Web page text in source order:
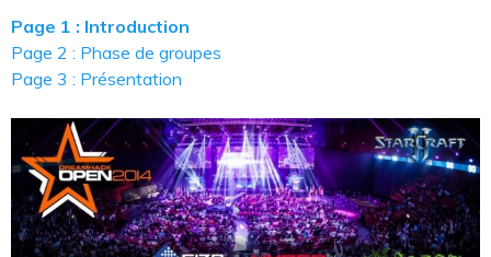
Page 1 : Introduction
Page 2 : Phase de groupes
Page 3 : Présentation